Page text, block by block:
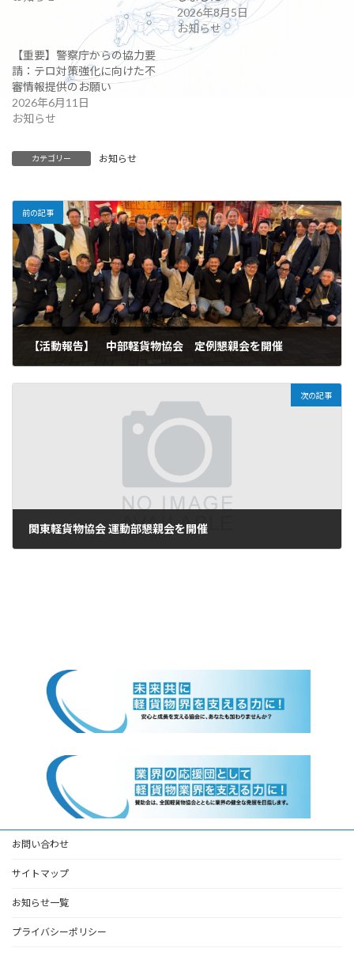
2026年8月5日
お知らせ
【重要】警察庁からの協力要
請：テロ対策強化に向けた不
審情報提供のお願い
2026年6月11日
お知らせ
カテゴリー お知らせ
前の記事
【活動報告】 中部軽貨物協会 定例懇親会を開催
次の記事
関東軽貨物協会 運動部懇親会を開催
お問い合わせ
サイトマップ
お知らせ一覧
プライバシーポリシー